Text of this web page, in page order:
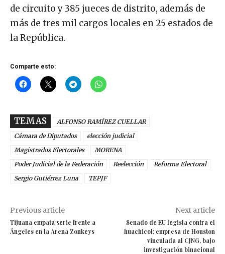
de circuito y 385 jueces de distrito, además de
más de tres mil cargos locales en 25 estados de
la República.
Comparte esto:
TEMAS
ALFONSO RAMÍREZ CUELLAR
Cámara de Diputados
elección judicial
Magistrados Electorales
MORENA
Poder Judicial de la Federación
Reelección
Reforma Electoral
Sergio Gutiérrez Luna
TEPJF
Previous article
Tijuana empata serie frente a
Ángeles en la Arena Zonkeys
Next article
Senado de EU legisla contra el
huachicol; empresa de Houston
vinculada al CJNG, bajo
investigación binacional